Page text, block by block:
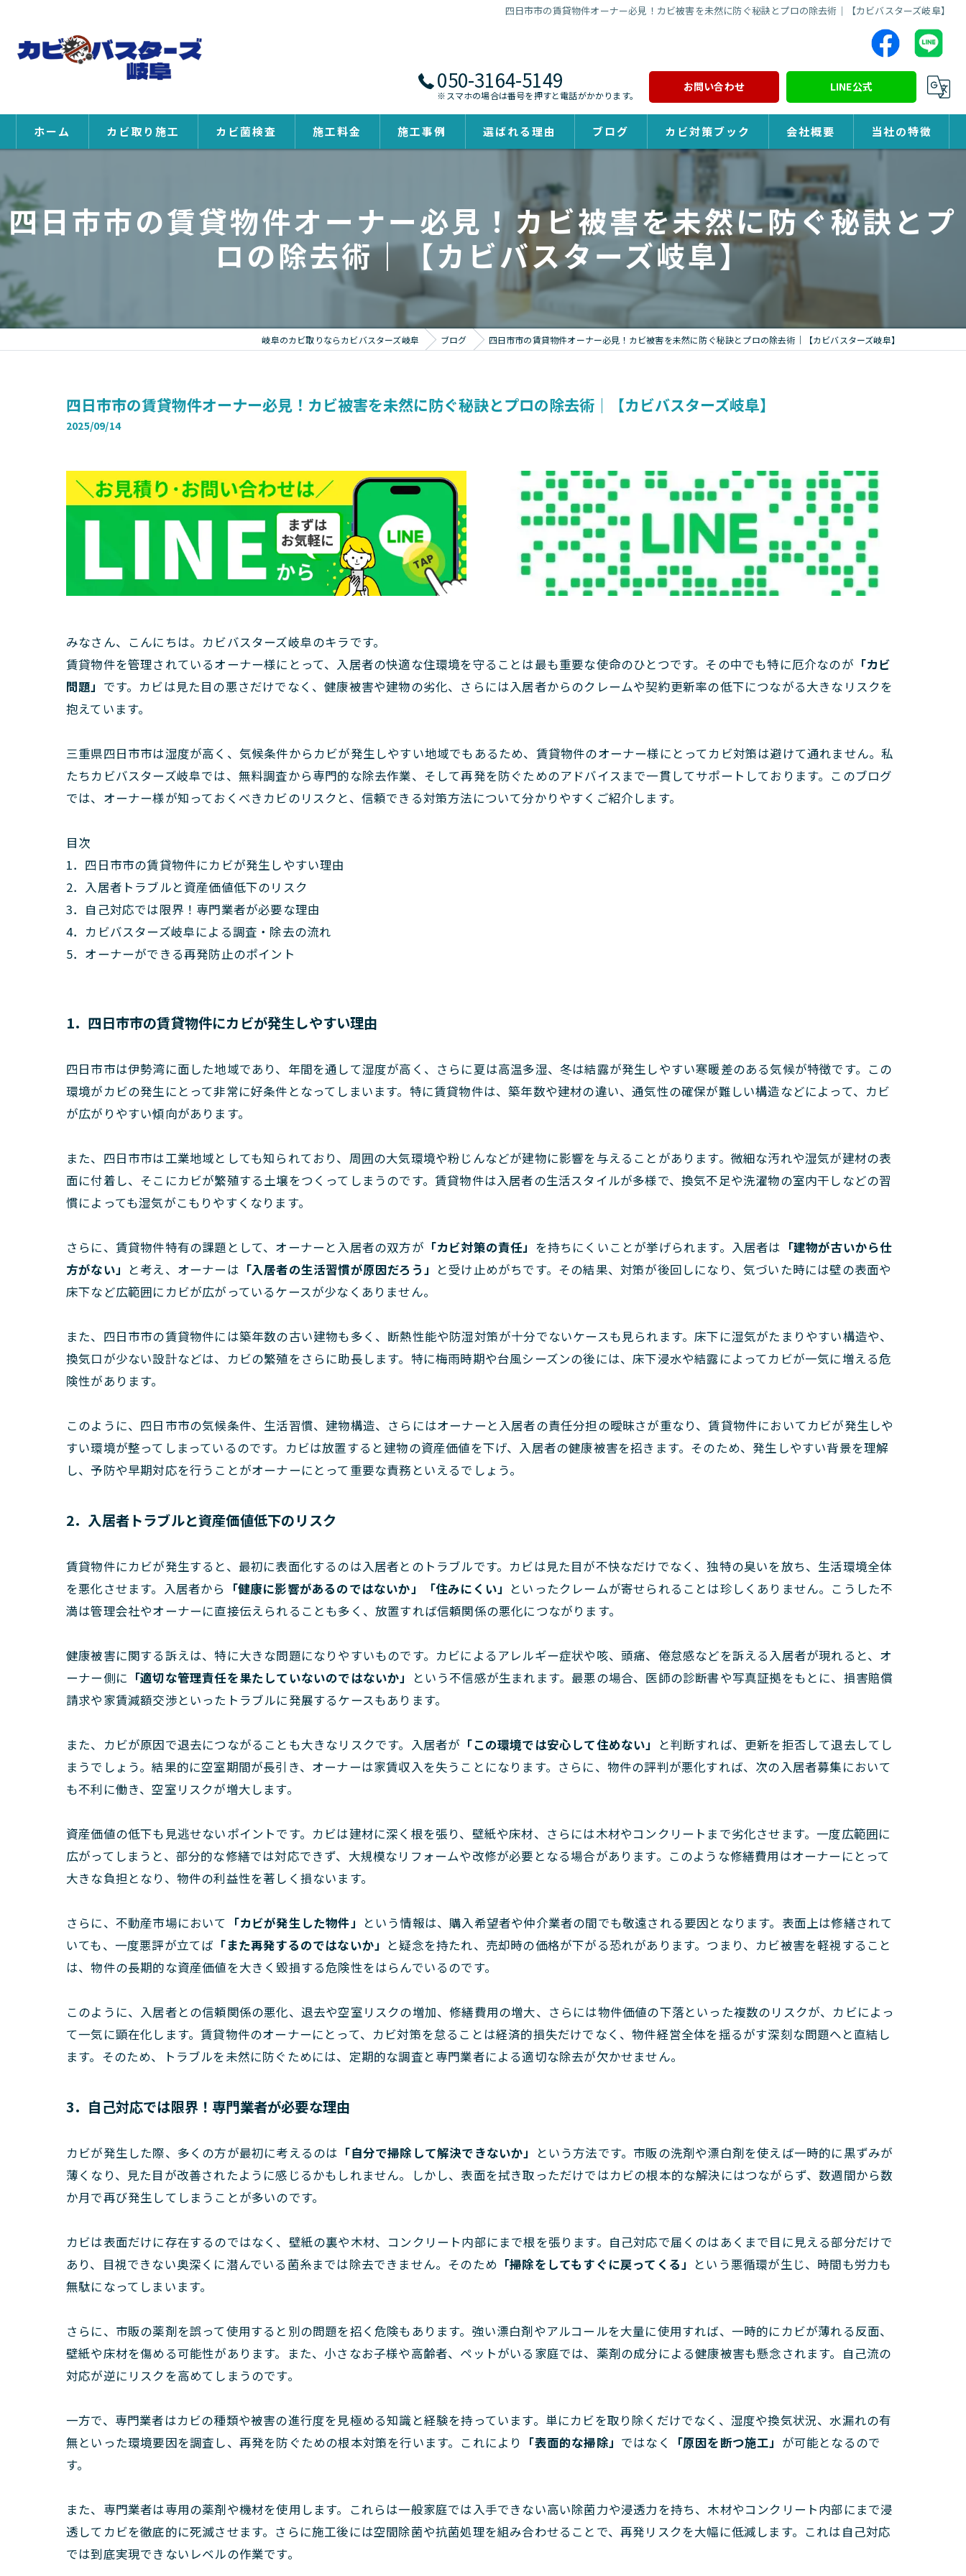
四日市市の賃貸物件オーナー必見！カビ被害を未然に防ぐ秘訣とプロの除去術｜【カビバスターズ岐阜】
050-3164-5149
※スマホの場合は番号を押すと電話がかかります。
お問い合わせ LINE公式
ホーム カビ取り施工 カビ菌検査 施工料金 施工事例 選ばれる理由 ブログ カビ対策ブック 会社概要 当社の特徴
除カビ
四日市市の賃貸物件オーナー必見！カビ被害を未然に防ぐ秘訣とプ
ロの除去術｜【カビバスターズ岐阜】
岐阜のカビ取りならカビバスターズ岐阜 ブログ 四日市市の賃貸物件オーナー必見！カビ被害を未然に防ぐ秘訣とプロの除去術｜【カビバスターズ岐阜】
四日市市の賃貸物件オーナー必見！カビ被害を未然に防ぐ秘訣とプロの除去術｜【カビバスターズ岐阜】
2025/09/14
みなさん、こんにちは。カビバスターズ岐阜のキラです。
賃貸物件を管理されているオーナー様にとって、入居者の快適な住環境を守ることは最も重要な使命のひとつです。その中でも特に厄介なのが 「カビ
問題」 です。カビは見た目の悪さだけでなく、健康被害や建物の劣化、さらには入居者からのクレームや契約更新率の低下につながる大きなリスクを
抱えています。
三重県四日市市は湿度が高く、気候条件からカビが発生しやすい地域でもあるため、賃貸物件のオーナー様にとってカビ対策は避けて通れません。私
たちカビバスターズ岐阜では、無料調査から専門的な除去作業、そして再発を防ぐためのアドバイスまで一貫してサポートしております。このブログ
では、オーナー様が知っておくべきカビのリスクと、信頼できる対策方法について分かりやすくご紹介します。
目次
1．四日市市の賃貸物件にカビが発生しやすい理由
2．入居者トラブルと資産価値低下のリスク
3．自己対応では限界！専門業者が必要な理由
4．カビバスターズ岐阜による調査・除去の流れ
5．オーナーができる再発防止のポイント
1．四日市市の賃貸物件にカビが発生しやすい理由
四日市市は伊勢湾に面した地域であり、年間を通して湿度が高く、さらに夏は高温多湿、冬は結露が発生しやすい寒暖差のある気候が特徴です。この
環境がカビの発生にとって非常に好条件となってしまいます。特に賃貸物件は、築年数や建材の違い、通気性の確保が難しい構造などによって、カビ
が広がりやすい傾向があります。
また、四日市市は工業地域としても知られており、周囲の大気環境や粉じんなどが建物に影響を与えることがあります。微細な汚れや湿気が建材の表
面に付着し、そこにカビが繁殖する土壌をつくってしまうのです。賃貸物件は入居者の生活スタイルが多様で、換気不足や洗濯物の室内干しなどの習
慣によっても湿気がこもりやすくなります。
さらに、賃貸物件特有の課題として、オーナーと入居者の双方が 「カビ対策の責任」 を持ちにくいことが挙げられます。入居者は 「建物が古いから仕
方がない」 と考え、オーナーは 「入居者の生活習慣が原因だろう」 と受け止めがちです。その結果、対策が後回しになり、気づいた時には壁の表面や
床下など広範囲にカビが広がっているケースが少なくありません。
また、四日市市の賃貸物件には築年数の古い建物も多く、断熱性能や防湿対策が十分でないケースも見られます。床下に湿気がたまりやすい構造や、
換気口が少ない設計などは、カビの繁殖をさらに助長します。特に梅雨時期や台風シーズンの後には、床下浸水や結露によってカビが一気に増える危
険性があります。
このように、四日市市の気候条件、生活習慣、建物構造、さらにはオーナーと入居者の責任分担の曖昧さが重なり、賃貸物件においてカビが発生しや
すい環境が整ってしまっているのです。カビは放置すると建物の資産価値を下げ、入居者の健康被害を招きます。そのため、発生しやすい背景を理解
し、予防や早期対応を行うことがオーナーにとって重要な責務といえるでしょう。
2．入居者トラブルと資産価値低下のリスク
賃貸物件にカビが発生すると、最初に表面化するのは入居者とのトラブルです。カビは見た目が不快なだけでなく、独特の臭いを放ち、生活環境全体
を悪化させます。入居者から
「健康に影響があるのではないか」「住みにくい」 といったクレームが寄せられることは珍しくありません。こうした不
満は管理会社やオーナーに直接伝えられることも多く、放置すれば信頼関係の悪化につながります。
健康被害に関する訴えは、特に大きな問題になりやすいものです。カビによるアレルギー症状や咳、頭痛、倦怠感などを訴える入居者が現れると、オ
ーナー側に 「適切な管理責任を果たしていないのではないか」
という不信感が生まれます。最悪の場合、医師の診断書や写真証拠をもとに、損害賠償
請求や家賃減額交渉といったトラブルに発展するケースもあります。
また、カビが原因で退去につながることも大きなリスクです。入居者が 「この環境では安心して住めない」
と判断すれば、更新を拒否して退去してし
まうでしょう。結果的に空室期間が長引き、オーナーは家賃収入を失うことになります。さらに、物件の評判が悪化すれば、次の入居者募集において
も不利に働き、空室リスクが増大します。
資産価値の低下も見逃せないポイントです。カビは建材に深く根を張り、壁紙や床材、さらには木材やコンクリートまで劣化させます。一度広範囲に
広がってしまうと、部分的な修繕では対応できず、大規模なリフォームや改修が必要となる場合があります。このような修繕費用はオーナーにとって
大きな負担となり、物件の利益性を著しく損ないます。
さらに、不動産市場において 「カビが発生した物件」 という情報は、購入希望者や仲介業者の間でも敬遠される要因となります。表面上は修繕されて
いても、一度悪評が立てば 「また再発するのではないか」 と疑念を持たれ、売却時の価格が下がる恐れがあります。つまり、カビ被害を軽視すること
は、物件の長期的な資産価値を大きく毀損する危険性をはらんでいるのです。
このように、入居者との信頼関係の悪化、退去や空室リスクの増加、修繕費用の増大、さらには物件価値の下落といった複数のリスクが、カビによっ
て一気に顕在化します。賃貸物件のオーナーにとって、カビ対策を怠ることは経済的損失だけでなく、物件経営全体を揺るがす深刻な問題へと直結し
ます。そのため、トラブルを未然に防ぐためには、定期的な調査と専門業者による適切な除去が欠かせません。
3．自己対応では限界！専門業者が必要な理由
カビが発生した際、多くの方が最初に考えるのは 「自分で掃除して解決できないか」
という方法です。市販の洗剤や漂白剤を使えば一時的に黒ずみが
薄くなり、見た目が改善されたように感じるかもしれません。しかし、表面を拭き取っただけではカビの根本的な解決にはつながらず、数週間から数
か月で再び発生してしまうことが多いのです。
カビは表面だけに存在するのではなく、壁紙の裏や木材、コンクリート内部にまで根を張ります。自己対応で届くのはあくまで目に見える部分だけで
あり、目視できない奥深くに潜んでいる菌糸までは除去できません。そのため 「掃除をしてもすぐに戻ってくる」 という悪循環が生じ、時間も労力も
無駄になってしまいます。
さらに、市販の薬剤を誤って使用すると別の問題を招く危険もあります。強い漂白剤やアルコールを大量に使用すれば、一時的にカビが薄れる反面、
壁紙や床材を傷める可能性があります。また、小さなお子様や高齢者、ペットがいる家庭では、薬剤の成分による健康被害も懸念されます。自己流の
対応が逆にリスクを高めてしまうのです。
一方で、専門業者はカビの種類や被害の進行度を見極める知識と経験を持っています。単にカビを取り除くだけでなく、湿度や換気状況、水漏れの有
無といった環境要因を調査し、再発を防ぐための根本対策を行います。これにより
「表面的な掃除」 ではなく 「原因を断つ施工」 が可能となるので
す。
また、専門業者は専用の薬剤や機材を使用します。これらは一般家庭では入手できない高い除菌力や浸透力を持ち、木材やコンクリート内部にまで浸
透してカビを徹底的に死滅させます。さらに施工後には空間除菌や抗菌処理を組み合わせることで、再発リスクを大幅に低減します。これは自己対応
では到底実現できないレベルの作業です。